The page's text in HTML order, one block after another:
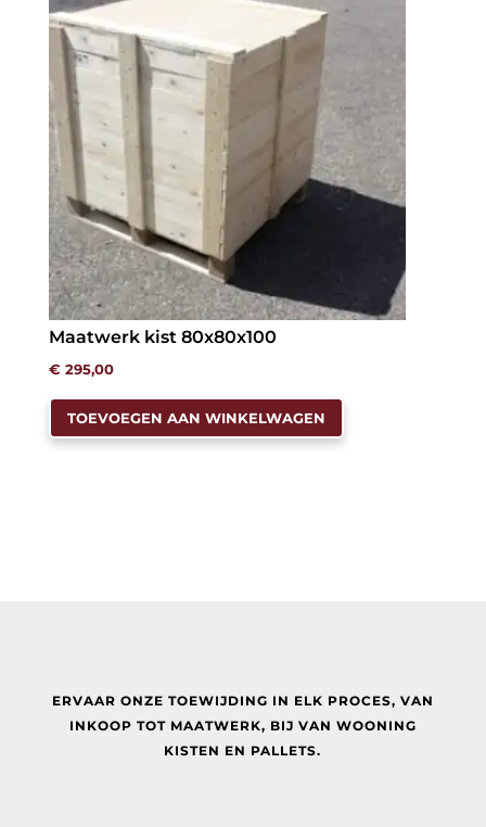
optie
kan
gekozen
productpagina
Maatwerk kist 80x80x100
€ 295,00
TOEVOEGEN AAN WINKELWAGEN
ERVAAR ONZE TOEWIJDING IN ELK PROCES, VAN
INKOOP TOT MAATWERK, BIJ VAN WOONING
KISTEN EN PALLETS.